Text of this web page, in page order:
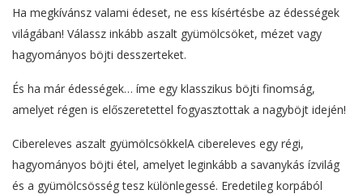
Ha megkívánsz valami édeset, ne ess kísértésbe az édességek
világában! Válassz inkább aszalt gyümölcsöket, mézet vagy
hagyományos böjti desszerteket.
És ha már édességek… íme egy klasszikus böjti finomság,
amelyet régen is előszeretettel fogyasztottak a nagyböjt idején!
Cibereleves aszalt gyümölcsökkelA cibereleves egy régi,
hagyományos böjti étel, amelyet leginkább a savanykás ízvilág
és a gyümölcsösség tesz különlegessé. Eredetileg korpából